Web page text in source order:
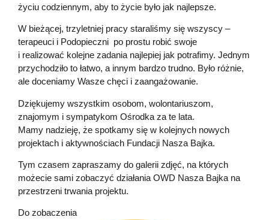
życiu codziennym, aby to życie było jak najlepsze.
W bieżącej, trzyletniej pracy staraliśmy się wszyscy –
terapeuci i Podopieczni po prostu robić swoje
i realizować kolejne zadania najlepiej jak potrafimy. Jednym
przychodziło to łatwo, a innym bardzo trudno. Było różnie,
ale doceniamy Wasze chęci i zaangażowanie.
Dziękujemy wszystkim osobom, wolontariuszom,
znajomym i sympatykom Ośrodka za te lata.
Mamy nadzieję, że spotkamy się w kolejnych nowych
projektach i aktywnościach Fundacji Nasza Bajka.
Tym czasem zapraszamy do galerii zdjęć, na których
możecie sami zobaczyć działania OWD Nasza Bajka na
przestrzeni trwania projektu.
Do zobaczenia